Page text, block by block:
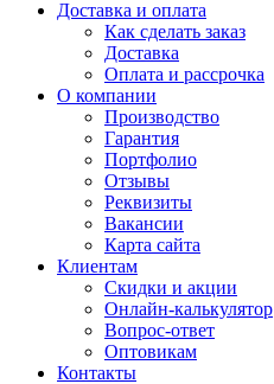
Доставка и оплата
Как сделать заказ
Доставка
Оплата и рассрочка
О компании
Производство
Гарантия
Портфолио
Отзывы
Реквизиты
Вакансии
Карта сайта
Клиентам
Скидки и акции
Онлайн-калькулятор
Вопрос-ответ
Оптовикам
Контакты